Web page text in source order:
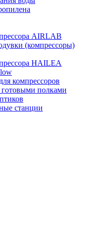
AIRLAB
(компрессоры)
HAILEA
компрессоров
готовыми полками
станции